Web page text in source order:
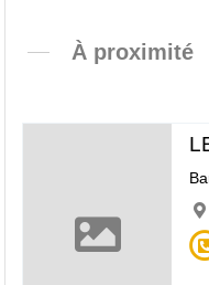
À proximité